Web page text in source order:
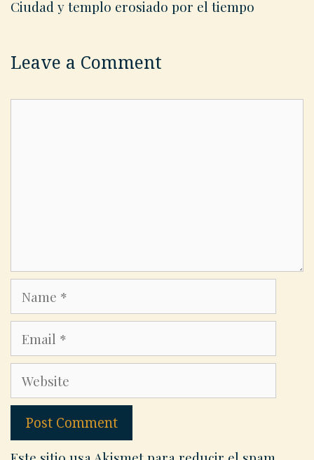
Ciudad y templo erosiado por el tiempo
Leave a Comment
Website